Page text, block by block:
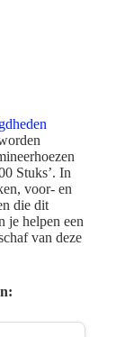
Stuks’. In
voor- en
die dit
je helpen een
van deze